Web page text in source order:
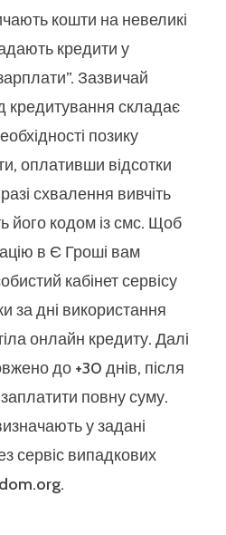
кошти на невеликі
кредити у
Зазвичай
кредитування складає
позику
оплативши відсотки
схвалення вивчіть
його кодом із смс. Щоб
в Є Гроші вам
кабінет сервісу
за дні використання
онлайн кредиту. Далі
до +30 днів, після
повну суму.
у задані
сервіс випадкових